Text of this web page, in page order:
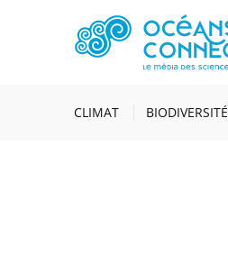
CLIMAT BIODIVERSITÉ